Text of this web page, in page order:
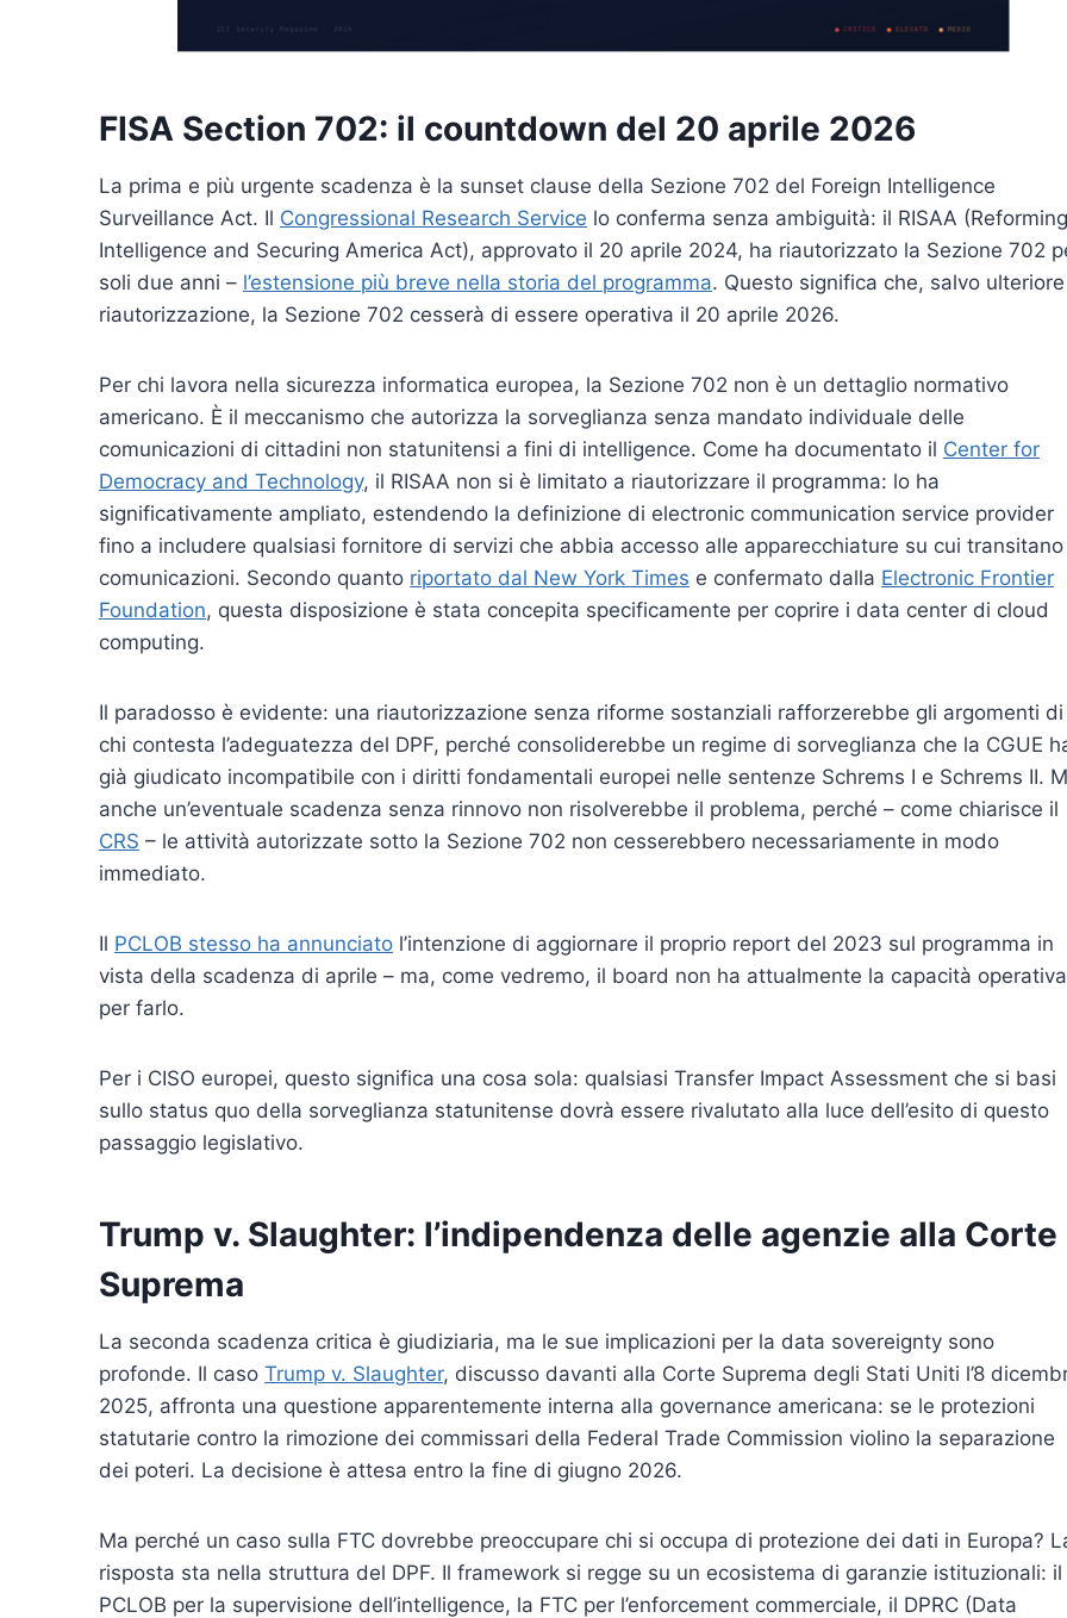
FISA Section 702: il countdown del 20 aprile 2026
La prima e più urgente scadenza è la sunset clause della Sezione 702 del Foreign Intelligence
Surveillance Act. Il Congressional Research Service lo conferma senza ambiguità: il RISAA (Reforming
Intelligence and Securing America Act), approvato il 20 aprile 2024, ha riautorizzato la Sezione 702
soli due anni – l’estensione più breve nella storia del programma. Questo significa che, salvo ulteriore
riautorizzazione, la Sezione 702 cesserà di essere operativa il 20 aprile 2026.
Per chi lavora nella sicurezza informatica europea, la Sezione 702 non è un dettaglio normativo
americano. È il meccanismo che autorizza la sorveglianza senza mandato individuale delle
comunicazioni di cittadini non statunitensi a fini di intelligence. Come ha documentato il Center for
Democracy and Technology, il RISAA non si è limitato a riautorizzare il programma: lo ha
significativamente ampliato, estendendo la definizione di electronic communication service provider
fino a includere qualsiasi fornitore di servizi che abbia accesso alle apparecchiature su cui
comunicazioni. Secondo quanto riportato dal New York Times e confermato dalla Electronic Frontier
Foundation, questa disposizione è stata concepita specificamente per coprire i data center di cloud
computing.
Il paradosso è evidente: una riautorizzazione senza riforme sostanziali rafforzerebbe gli argomenti di
chi contesta l’adeguatezza del DPF, perché consoliderebbe un regime di sorveglianza che la CGUE
già giudicato incompatibile con i diritti fondamentali europei nelle sentenze Schrems I e Schrems II.
anche un’eventuale scadenza senza rinnovo non risolverebbe il problema, perché – come chiarisce il
CRS – le attività autorizzate sotto la Sezione 702 non cesserebbero necessariamente in modo
immediato.
Il PCLOB stesso ha annunciato l’intenzione di aggiornare il proprio report del 2023 sul programma in
vista della scadenza di aprile – ma, come vedremo, il board non ha attualmente la capacità operativa
per farlo.
Per i CISO europei, questo significa una cosa sola: qualsiasi Transfer Impact Assessment che si basi
sullo status quo della sorveglianza statunitense dovrà essere rivalutato alla luce dell’esito di questo
passaggio legislativo.
Trump v. Slaughter: l’indipendenza delle agenzie alla Corte
Suprema
La seconda scadenza critica è giudiziaria, ma le sue implicazioni per la data sovereignty sono
profonde. Il caso Trump v. Slaughter, discusso davanti alla Corte Suprema degli Stati Uniti l’8
2025, affronta una questione apparentemente interna alla governance americana: se le protezioni
statutarie contro la rimozione dei commissari della Federal Trade Commission violino la separazione
dei poteri. La decisione è attesa entro la fine di giugno 2026.
Ma perché un caso sulla FTC dovrebbe preoccupare chi si occupa di protezione dei dati in Europa?
risposta sta nella struttura del DPF. Il framework si regge su un ecosistema di garanzie istituzionali: il
PCLOB per la supervisione dell’intelligence, la FTC per l’enforcement commerciale, il DPRC (Data